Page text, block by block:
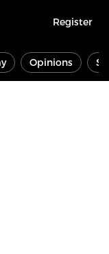
Register
Opinions